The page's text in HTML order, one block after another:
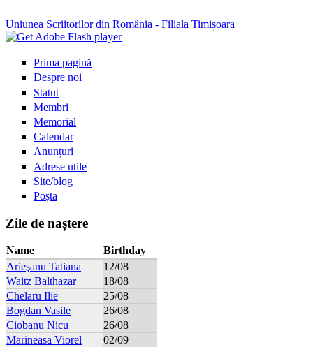
Uniunea Scriitorilor din România - Filiala Timișoara
Prima pagină
Despre noi
Statut
Membri
Memorial
Calendar
Anunțuri
Adrese utile
Site/blog
Poșta
Zile de naștere
Name
Birthday
Arieşanu Tatiana
12/08
Waitz Balthazar
18/08
Chelaru Ilie
25/08
Bogdan Vasile
26/08
Ciobanu Nicu
26/08
Marineasa Viorel
02/09